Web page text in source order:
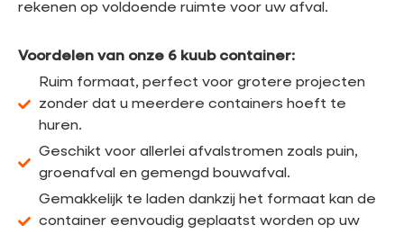
rekenen op voldoende ruimte voor uw afval.
Voordelen van onze 6 kuub container:
Ruim formaat, perfect voor grotere projecten
zonder dat u meerdere containers hoeft te
huren.
Geschikt voor allerlei afvalstromen zoals puin,
groenafval en gemengd bouwafval.
Gemakkelijk te laden dankzij het formaat kan de
container eenvoudig geplaatst worden op uw